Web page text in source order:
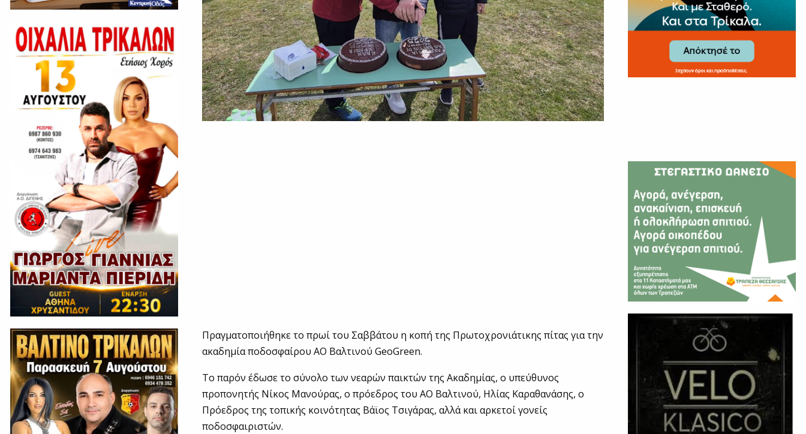
Πραγματοποιήθηκε το πρωί του Σαββάτου η κοπή της Πρωτοχρονιάτικης πίτας για την
ακαδημία ποδοσφαίρου ΑΟ Βαλτινού GeoGreen.
To παρόν έδωσε το σύνολο των νεαρών παικτών της Ακαδημίας, ο υπεύθυνος
προπονητής Νίκος Μανούρας, ο πρόεδρος του ΑΟ Βαλτινού, Ηλίας Καραθανάσης, ο
Πρόεδρος της τοπικής κοινότητας Βάϊος Τσιγάρας, αλλά και αρκετοί γονείς
ποδοσφαιριστών.